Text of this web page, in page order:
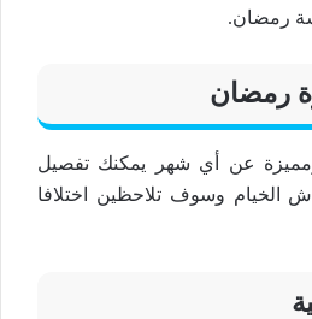
رمضان.
عن أي شهر يمكنك تفصيل
وسوف تلاحظين اختلافا